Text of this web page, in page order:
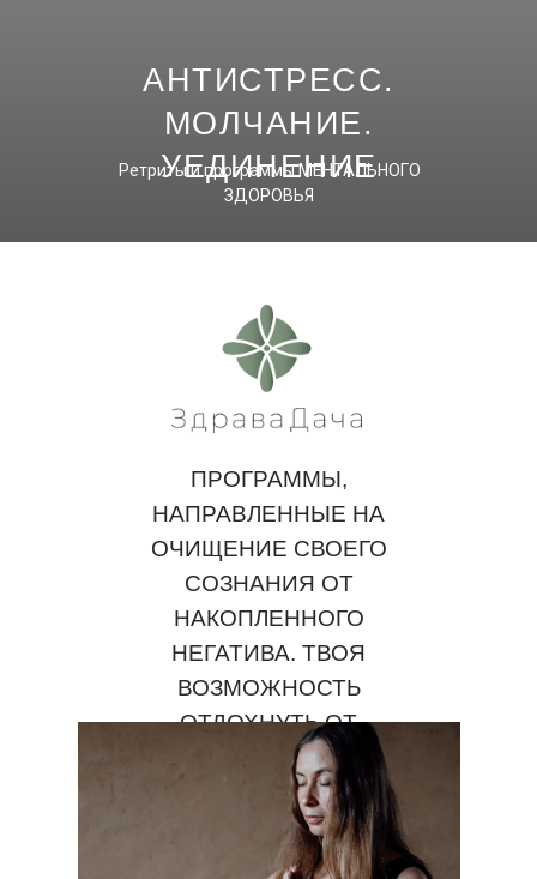
Ретриты и программы МЕНТАЛЬНОГО
ЗДОРОВЬЯ
АНТИСТРЕСС.
МОЛЧАНИЕ.
УЕДИНЕНИЕ
ПРОГРАММЫ,
НАПРАВЛЕННЫЕ НА
ОЧИЩЕНИЕ СВОЕГО
СОЗНАНИЯ ОТ
НАКОПЛЕННОГО
НЕГАТИВА. ТВОЯ
ВОЗМОЖНОСТЬ
ОТДОХНУТЬ ОТ
ЕЖЕДНЕВНОЙ СУЕТЫ.